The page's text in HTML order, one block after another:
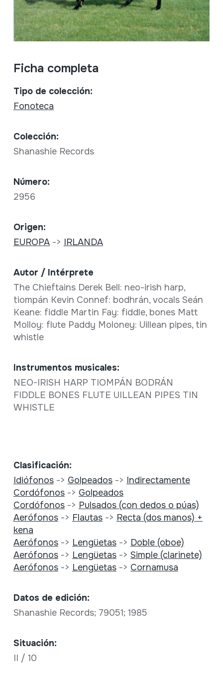
Ficha completa
Tipo de colección:
Fonoteca
Colección:
Shanashie Records
Número:
2956
Origen:
EUROPA-> IRLANDA
Autor / Intérprete
The Chieftains Derek Bell: neo-irish harp,
tiompán Kevin Connef: bodhrán, vocals Seán
Keane: fiddle Martin Fay: fiddle, bones Matt
Molloy: flute Paddy Moloney: Uillean pipes, tin
whistle
Instrumentos musicales:
NEO-IRISH HARP TIOMPÁN BODRÁN
FIDDLE BONES FLUTE UILLEAN PIPES TIN
WHISTLE
Clasificación:
Idiófonos-> Golpeados-> Indirectamente
Cordófonos-> Golpeados
Cordófonos-> Pulsados (con dedos o púas)
Aerófonos-> Flautas-> Recta (dos manos) +
kena
Aerófonos-> Lengüetas-> Doble (oboe)
Aerófonos-> Lengüetas-> Simple (clarinete)
Aerófonos-> Lengüetas-> Cornamusa
Datos de edición:
Shanashie Records; 79051; 1985
Situación:
II / 10